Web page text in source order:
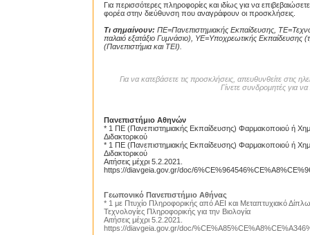
Για περισσότερες πληροφορίες και ιδίως για να
φορέα στην διεύθυνση που αναγράφουν οι προσκλήσεις.
Τι σημαίνουν: ΠΕ=Πανεπιστημιακής Εκπαίδευσης,
παλαιό εξατάξιο Γυμνάσιο), ΥΕ=Υποχρεωτικής Εκπαίδευσης
(Πανεπιστήμια και ΤΕΙ).
Για να κατεβάσετε τις προσκλήσεις, απευθυνθείτε στις
Γίνετε συνδρομητές για
Πανεπιστήμιο Αθηνών
* 1 ΠΕ (Πανεπιστημιακής Εκπαίδευσης) Φαρμακοποιού ή
Διδακτορικού
* 1 ΠΕ (Πανεπιστημιακής Εκπαίδευσης) Φαρμακοποιού ή
Διδακτορικού
Αιτήσεις μέχρι 5.2.2021.
https://diavgeia.gov.gr/doc/
Γεωπονικό Πανεπιστήμιο Αθήνας
* 1 με Πτυχίο Πληροφορικής από ΑΕΙ και Μεταπτυχιακό
Τεχνολογίες Πληροφορικής για την Βιολογία
Αιτήσεις μέχρι 5.2.2021.
https://diavgeia.gov.gr/doc/